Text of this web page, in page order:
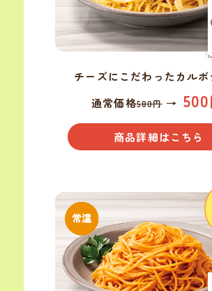
チーズにこだわった カルボ
通常価格580円 →
商品詳細はこちら